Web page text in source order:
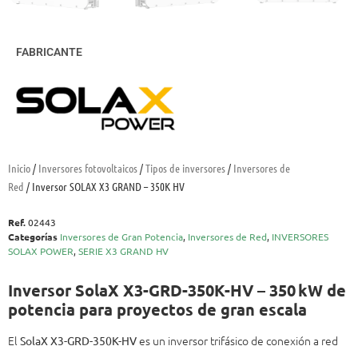
Inicio/ Inversores fotovoltaicos/Tipos de inversores/ Inversores de
Red / Inversor SOLAX X3 GRAND – 350K HV
Ref.02443
Categorías Inversores de Gran Potencia, Inversores de Red, INVERSORES
SOLAX POWER,SERIE X3 GRAND HV
Inversor SolaX X3-GRD-350K-HV – 350 kW de
potencia para proyectos de gran escala
El SolaX X3-GRD-350K-HVes un inversor trifásico de conexión a red
FABRICANTE